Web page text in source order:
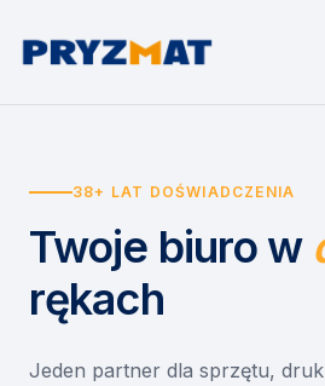
Urządzenia
Drukarki i urządzenia
Etykiety i identyfikacja
Skanery i obieg dokumentów
Monitory interaktywne
Niszczarki dokumentów
Wynajem drukarek
Wynajem urządzeń biurowych
Asystent druku
EZD RP
Misja szkoła
Serwis
O nas
38+ LAT DOŚWIADCZENIA
Twoje biuro w
rękach
Jeden partner dla sprzętu,